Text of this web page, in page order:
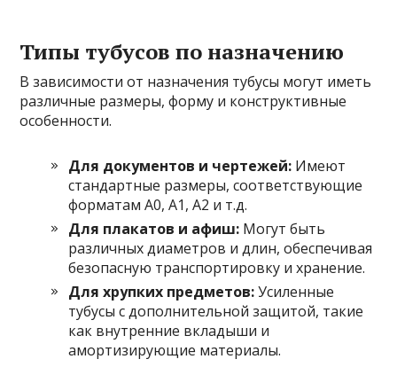
Типы тубусов по назначению
В зависимости от назначения тубусы могут иметь
различные размеры, форму и конструктивные
особенности.
Для документов и чертежей: Имеют
стандартные размеры, соответствующие
форматам А0, А1, А2 и т.д.
Для плакатов и афиш: Могут быть
различных диаметров и длин, обеспечивая
безопасную транспортировку и хранение.
Для хрупких предметов:Усиленные
тубусы с дополнительной защитой, такие
как внутренние вкладыши и
амортизирующие материалы.